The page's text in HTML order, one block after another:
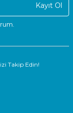
Kayıt Ol
Takip Edin!